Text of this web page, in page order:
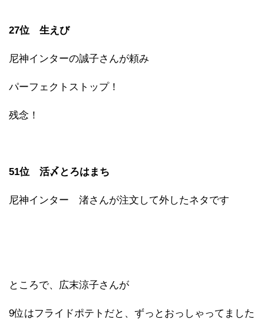
27位 生えび
尼神インターの誠子さんが頼み
パーフェクトストップ！
残念！
51位 活〆とろはまち
尼神インター 渚さんが注文して外したネタです
ところで、広末涼子さんが
9位はフライドポテトだと、ずっとおっしゃってました